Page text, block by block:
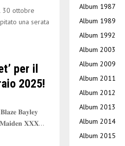
30 ottobre
una serata
per il
2025!
𝐁𝐚𝐲𝐥𝐞𝐲
𝐌𝐚𝐢𝐝𝐞𝐧 𝐗𝐗𝐗...
Album 1987
Album 1989
Album 1992
Album 2003
Album 2009
Album 2011
Album 2012
Album 2013
Album 2014
Album 2015